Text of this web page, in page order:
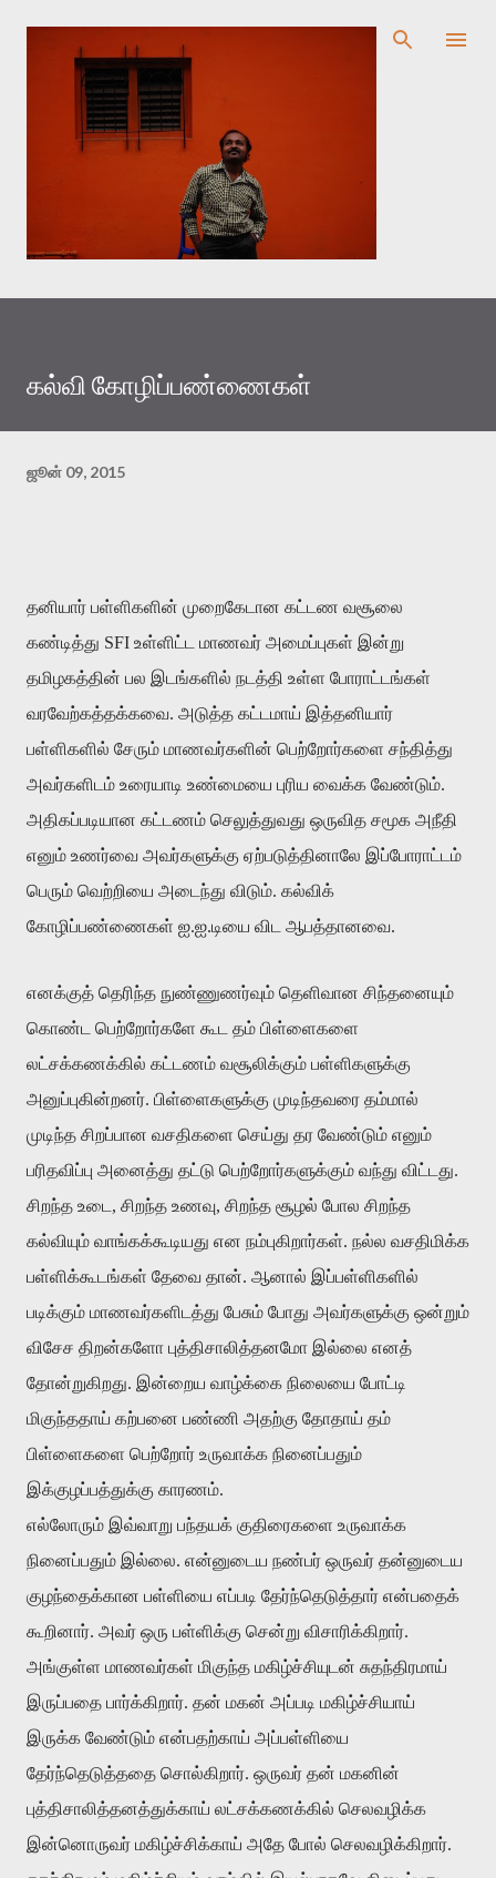
முதன்மை உள்ளடக்கத்திற்குச் செல்
கல்வி கோழிப்பண்ணைகள்
ஜூன் 09, 2015
தனியார் பள்ளிகளின் முறைகேடான கட்டண வசூலை
கண்டித்து SFI உள்ளிட்ட மாணவர் அமைப்புகள் இன்று
தமிழகத்தின் பல இடங்களில் நடத்தி உள்ள போராட்டங்கள்
வரவேற்கத்தக்கவை. அடுத்த கட்டமாய் இத்தனியார்
பள்ளிகளில் சேரும் மாணவர்களின் பெற்றோர்களை சந்தித்து
அவர்களிடம் உரையாடி உண்மையை புரிய வைக்க வேண்டும்.
அதிகப்படியான கட்டணம் செலுத்துவது ஒருவித சமூக அநீதி
எனும் உணர்வை அவர்களுக்கு ஏற்படுத்தினாலே இப்போராட்டம்
பெரும் வெற்றியை அடைந்து விடும். கல்விக்
கோழிப்பண்ணைகள் ஐ.ஐ.டியை விட ஆபத்தானவை.
எனக்குத் தெரிந்த நுண்ணுணர்வும் தெளிவான சிந்தனையும்
கொண்ட பெற்றோர்களே கூட தம் பிள்ளைகளை
லட்சக்கணக்கில் கட்டணம் வசூலிக்கும் பள்ளிகளுக்கு
அனுப்புகின்றனர். பிள்ளைகளுக்கு முடிந்தவரை தம்மால்
முடிந்த சிறப்பான வசதிகளை செய்து தர வேண்டும் எனும்
பரிதவிப்பு அனைத்து தட்டு பெற்றோர்களுக்கும் வந்து விட்டது.
சிறந்த உடை, சிறந்த உணவு, சிறந்த சூழல் போல சிறந்த
கல்வியும் வாங்கக்கூடியது என நம்புகிறார்கள். நல்ல வசதிமிக்க
பள்ளிக்கூடங்கள் தேவை தான். ஆனால் இப்பள்ளிகளில்
படிக்கும் மாணவர்களிடத்து பேசும் போது அவர்களுக்கு ஒன்றும்
விசேச திறன்களோ புத்திசாலித்தனமோ இல்லை எனத்
தோன்றுகிறது. இன்றைய வாழ்க்கை நிலையை போட்டி
மிகுந்ததாய் கற்பனை பண்ணி அதற்கு தோதாய் தம்
பிள்ளைகளை பெற்றோர் உருவாக்க நினைப்பதும்
இக்குழப்பத்துக்கு காரணம்.
எல்லோரும் இவ்வாறு பந்தயக் குதிரைகளை உருவாக்க
நினைப்பதும் இல்லை. என்னுடைய நண்பர் ஒருவர் தன்னுடைய
குழந்தைக்கான பள்ளியை எப்படி தேர்ந்தெடுத்தார் என்பதைக்
கூறினார். அவர் ஒரு பள்ளிக்கு சென்று விசாரிக்கிறார்.
அங்குள்ள மாணவர்கள் மிகுந்த மகிழ்ச்சியுடன் சுதந்திரமாய்
இருப்பதை பார்க்கிறார். தன் மகன் அப்படி மகிழ்ச்சியாய்
இருக்க வேண்டும் என்பதற்காய் அப்பள்ளியை
தேர்ந்தெடுத்ததை சொல்கிறார். ஒருவர் தன் மகனின்
புத்திசாலித்தனத்துக்காய் லட்சக்கணக்கில் செலவழிக்க
இன்னொருவர் மகிழ்ச்சிக்காய் அதே போல் செலவழிக்கிறார்.